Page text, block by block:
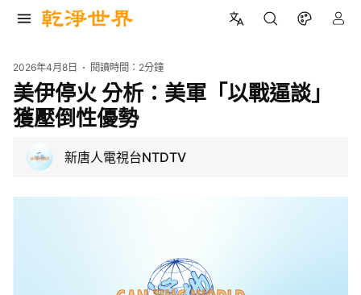
2026年4月8日 閱讀時間： 2分鐘
美伊停火 分析：美軍「以戰逼談」
獲壓倒性優勢
新唐人電視台NTDTV